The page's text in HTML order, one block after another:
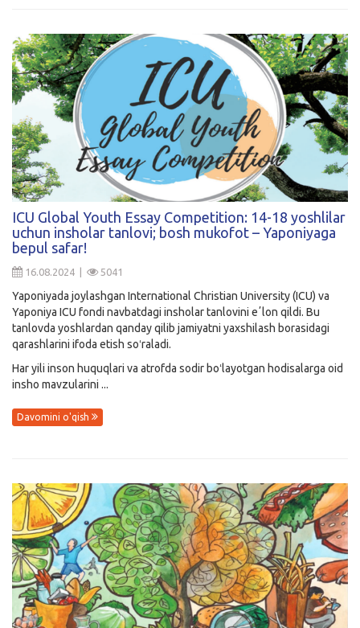
ICU Global Youth Essay Competition: 14-18 yoshlilar
uchun insholar tanlovi; bosh mukofot – Yaponiyaga
bepul safar!
16.08.2024 | 5041
Yaponiyada joylashgan International Christian University (ICU) va
Yaponiya ICU fondi navbatdagi insholar tanlovini eʼlon qildi. Bu
tanlovda yoshlardan qanday qilib jamiyatni yaxshilash borasidagi
qarashlarini ifoda etish soʻraladi.
Har yili inson huquqlari va atrofda sodir boʻlayotgan hodisalarga oid
insho mavzularini ...
Davomini o'qish